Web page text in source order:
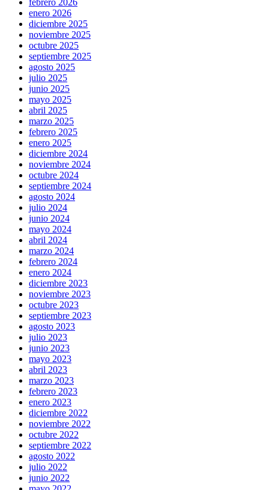
febrero 2026
enero 2026
diciembre 2025
noviembre 2025
octubre 2025
septiembre 2025
agosto 2025
julio 2025
junio 2025
mayo 2025
abril 2025
marzo 2025
febrero 2025
enero 2025
diciembre 2024
noviembre 2024
octubre 2024
septiembre 2024
agosto 2024
julio 2024
junio 2024
mayo 2024
abril 2024
marzo 2024
febrero 2024
enero 2024
diciembre 2023
noviembre 2023
octubre 2023
septiembre 2023
agosto 2023
julio 2023
junio 2023
mayo 2023
abril 2023
marzo 2023
febrero 2023
enero 2023
diciembre 2022
noviembre 2022
octubre 2022
septiembre 2022
agosto 2022
julio 2022
junio 2022